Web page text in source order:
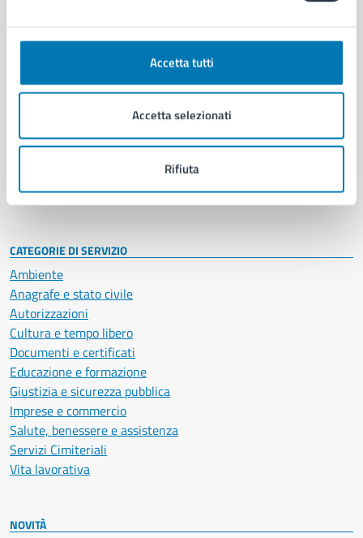
Accetta tutti
Accetta selezionati
Rifiuta
Aree amministrative
Uffici
Politici
Intranet, posta aziendale e protocollo
CATEGORIE DI SERVIZIO
Ambiente
Anagrafe e stato civile
Autorizzazioni
Cultura e tempo libero
Documenti e certificati
Educazione e formazione
Giustizia e sicurezza pubblica
Imprese e commercio
Salute, benessere e assistenza
Servizi Cimiteriali
Vita lavorativa
NOVITÀ